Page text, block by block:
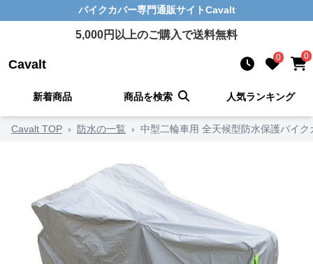
バイクカバー専門通販サイトCavalt
5,000円以上のご購入で送料無料
Cavalt 0 0
新着商品 商品を検索 人気ランキング
Cavalt TOP › 防水の一覧 › 中型二輪車用 全天候型防水保護バイク